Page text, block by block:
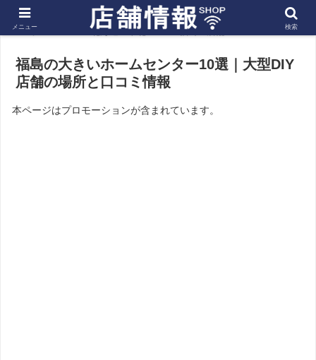
ホーム 北海道・東北 福島の店舗
福島の大きいホームセンター10選｜大型DIY
店舗の場所と口コミ情報
本ページはプロモーションが含まれています。
メニュー 検索